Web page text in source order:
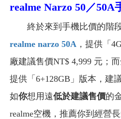
realme Narzo 50／50A
終於來到手機比價的階段
realme narzo 50A ，提供 「
廠建議售價NT$ 4,999 元；
提供「6+128GB」版本，建
如你想用遠低於建議售價的
realme空機，推薦你到經營